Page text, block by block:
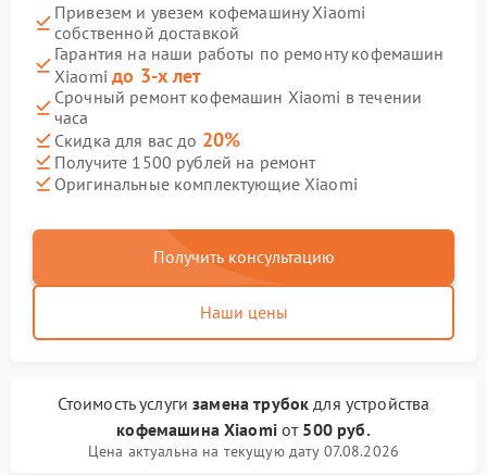
Привезем и увезем кофемашину Xiaomi
собственной доставкой
Гарантия на наши работы по ремонту кофемашин
Xiaomiдо 3-х лет
Срочный ремонт кофемашин Xiaomi в течении
часа
Скидка для вас до 20%
Получите 1500 рублей на ремонт
Оригинальные комплектующие Xiaomi
Получить консультацию
Наши цены
Стоимость услугизамена трубок для устройства
кофемашина Xiaomiот 500 руб.
Цена актуальна на текущую дату 07.08.2026